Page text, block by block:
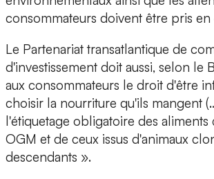
consommateurs doivent être pris
Le Partenariat transatlantique de
d'investissement doit aussi, selon le
aux consommateurs le droit d'être
choisir la nourriture qu'ils mangent
l'étiquetage obligatoire des aliments
OGM et de ceux issus d'animaux
descendants ».